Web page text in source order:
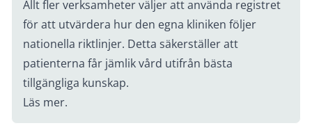
Allt fler verksamheter väljer att använda registret
för att utvärdera hur den egna kliniken följer
nationella riktlinjer. Detta säkerställer att
patienterna får jämlik vård utifrån bästa
tillgängliga kunskap.
Läs mer.